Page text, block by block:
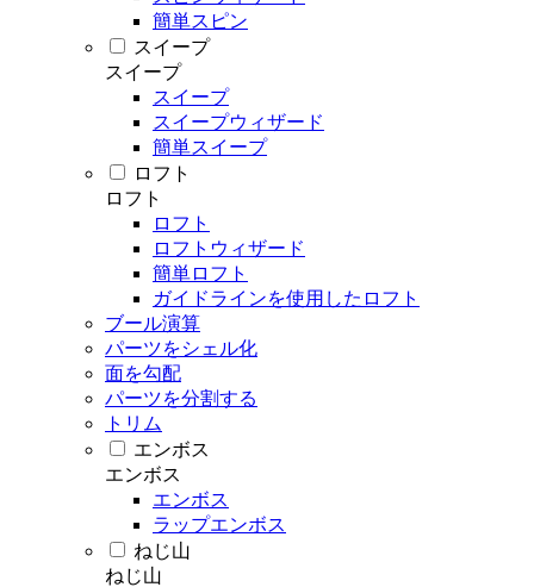
簡単スピン
スイープ
スイープ
スイープ
スイープウィザード
簡単スイープ
ロフト
ロフト
ロフト
ロフトウィザード
簡単ロフト
ガイドラインを使用したロフト
ブール演算
パーツをシェル化
面を勾配
パーツを分割する
トリム
エンボス
エンボス
エンボス
ラップエンボス
ねじ山
ねじ山